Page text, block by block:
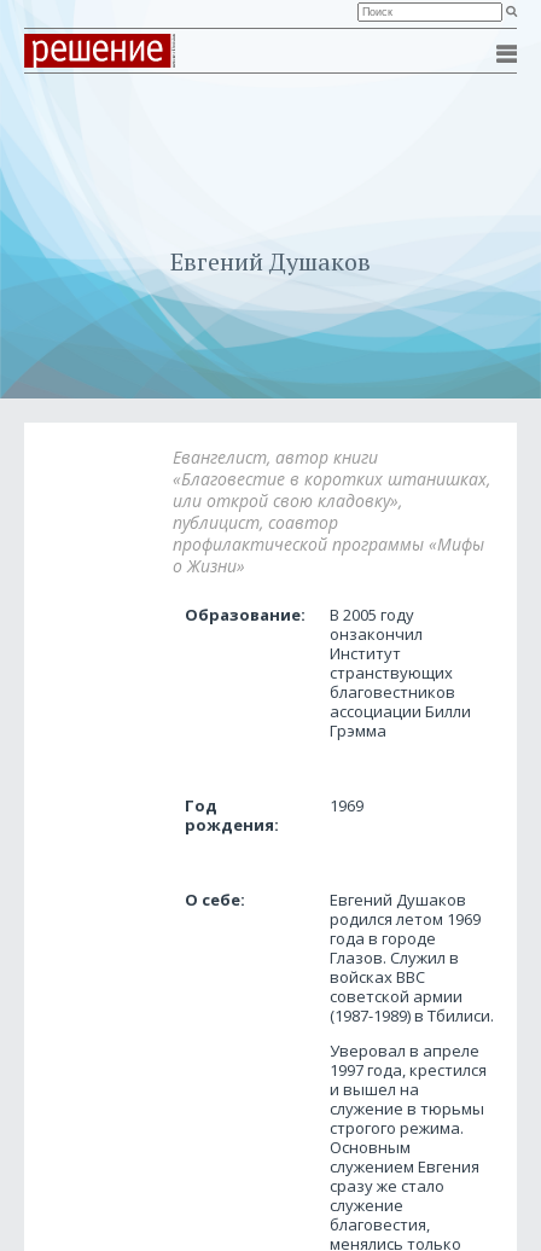
Евгений Душаков
Евангелист, автор книги
«Благовестие в коротких штанишках,
или открой свою кладовку»,
публицист, соавтор
профилактической программы «Мифы
о Жизни»
Образование:
В 2005 году
онзакончил
Институт
странствующих
благовестников
ассоциации Билли
Грэмма
Год
рождения:
1969
О себе:
Евгений Душаков
родился летом 1969
года в городе
Глазов. Cлужил в
войсках ВВС
советской армии
(1987-1989) в Тбилиси.
Уверовал в апреле
1997 года, крестился
и вышел на
служение в тюрьмы
строгого режима.
Основным
служением Евгения
сразу же стало
служение
благовестия,
менялись только